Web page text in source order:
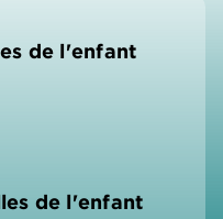
de l'enfant
de l'enfant